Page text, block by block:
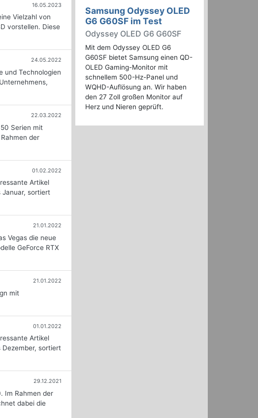
16.05.2023
Vielzahl von
vorstellen. Diese
24.05.2022
und Technologien
22.03.2022
Serien mit
der
01.02.2022
Artikel
Januar, sortiert
21.01.2022
Vegas die neue
GeForce RTX
21.01.2022
mit
01.01.2022
Artikel
sortiert
29.12.2021
Im Rahmen der
dabei die
Samsung Odyssey OLED
G6 G60SF im Test
Odyssey OLED G6 G60SF
Mit dem Odyssey OLED G6
G60SF bietet Samsung einen QD-
OLED Gaming-Monitor mit
schnellem 500-Hz-Panel und
WQHD-Auflösung an. Wir haben
den 27 Zoll großen Monitor auf
Herz und Nieren geprüft.